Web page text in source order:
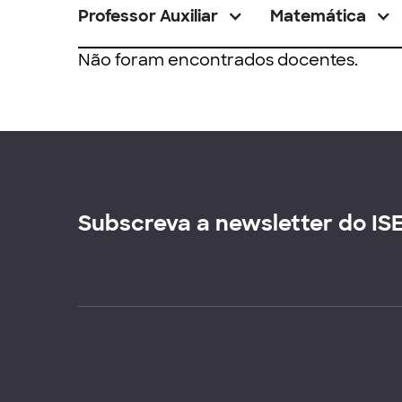
Professor Auxiliar Matemática
Não foram encontrados docentes.
Subscreva a newsletter do